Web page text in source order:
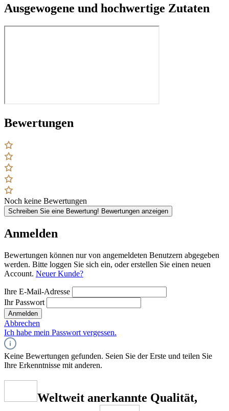
Ausgewogene und hochwertige Zutaten
Bewertungen
Noch keine Bewertungen
Schreiben Sie eine Bewertung! Bewertungen anzeigen
Anmelden
Bewertungen können nur von angemeldeten Benutzern abgegeben
werden. Bitte loggen Sie sich ein, oder erstellen Sie einen neuen
Account. Neuer Kunde?
Ihre E-Mail-Adresse
Ihr Passwort
Anmelden
Abbrechen
Ich habe mein Passwort vergessen.
Keine Bewertungen gefunden. Seien Sie der Erste und teilen Sie
Ihre Erkenntnisse mit anderen.
Weltweit anerkannte Qualität,